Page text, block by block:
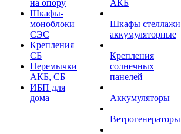
на опору
Шкафы-
моноблоки
СЭС
Крепления
СБ
Перемычки
АКБ, СБ
ИБП для
дома
АКБ
Шкафы стеллажи
аккумуляторные
Крепления
солнечных
панелей
Аккумуляторы
Ветрогенераторы